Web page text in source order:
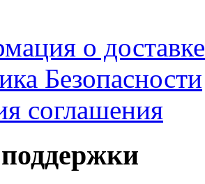
о доставке
Безопасности
соглашения